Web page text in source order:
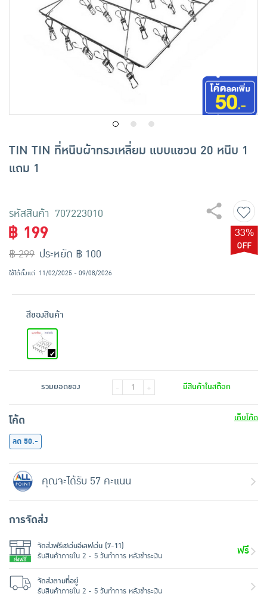
เครื่องปรุงรสและของแห้ง
ขนมขบเคี้ยว และช็อคโกแลต
TIN TIN ที่หนีบผ้าทรงเหลี่ยม แบบแขวน 20 หนีบ 1
แถม 1
รหัสสินค้า 707223010
฿ 199
฿ 299
33%
ประหยัด ฿ 100
ใช้ได้ตั้งแต่ 11/02/2025 - 09/08/2026
สีของสินค้า
รวมยอดของ - + มีสินค้าในสต๊อก
โค้ด
เก็บโค้ด
ลด 50.-
คุณจะได้รับ 57 คะแนน
การจัดส่ง
จัดส่งฟรีเซเว่นอีเลฟเว่น (7-11)
รับสินค้าภายใน 2 - 5 วันทำการ หลังชำระเงิน
ฟรี
จัดส่งตามที่อยู่
รับสินค้าภายใน 2 - 5 วันทำการ หลังชำระเงิน